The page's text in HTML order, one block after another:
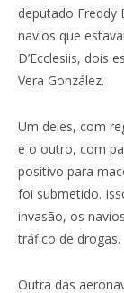
deputado Freddy
navios que
D’Ecclesiis, dois
Vera González.
Um deles, com
e o outro, com
positivo para
foi submetido.
invasão, os
tráfico de drogas.
Outra das